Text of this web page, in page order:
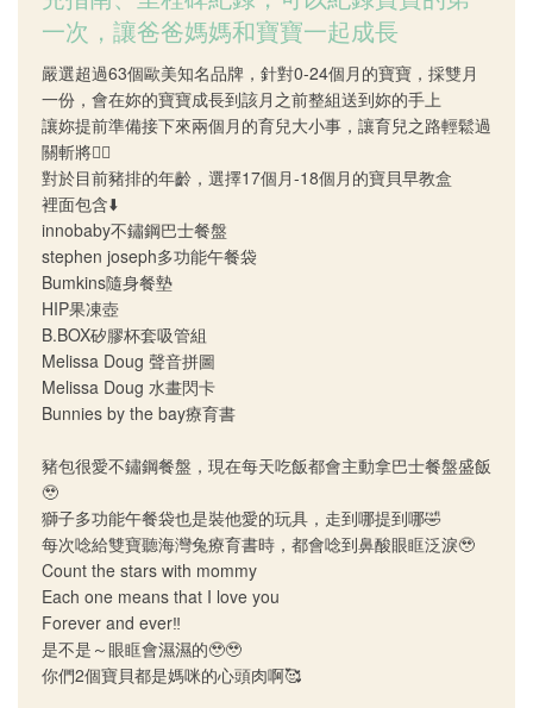
一次，讓爸爸媽媽和寶寶一起成長
嚴選超過63個歐美知名品牌，針對0-24個月的寶寶，採雙月
一份，會在妳的寶寶成長到該月之前整組送到妳的手上
讓妳提前準備接下來兩個月的育兒大小事，讓育兒之路輕鬆過
關斬將👌🏻
對於目前豬排的年齡，選擇17個月-18個月的寶貝早教盒
裡面包含⬇️
innobaby不鏽鋼巴士餐盤
stephen joseph多功能午餐袋
Bumkins隨身餐墊
HIP果凍壺
B.BOX矽膠杯套吸管組
Melissa Doug 聲音拼圖
Melissa Doug 水畫閃卡
Bunnies by the bay療育書
豬包很愛不鏽鋼餐盤，現在每天吃飯都會主動拿巴士餐盤盛飯
🥹
獅子多功能午餐袋也是裝他愛的玩具，走到哪提到哪🤣
每次唸給雙寶聽海灣兔療育書時，都會唸到鼻酸眼眶泛淚🥹
Count the stars with mommy
Each one means that I love you
Forever and ever‼️
是不是～眼眶會濕濕的🥹🥹
你們2個寶貝都是媽咪的心頭肉啊🥰